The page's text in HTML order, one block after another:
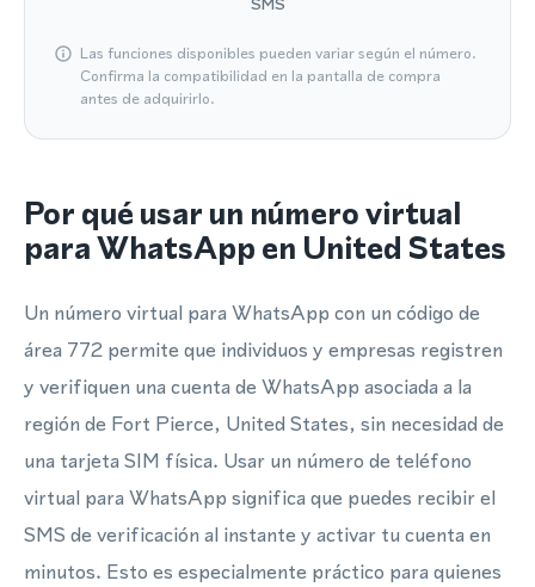
SMS
Las funciones disponibles pueden variar según el número.
Confirma la compatibilidad en la pantalla de compra
antes de adquirirlo.
Por qué usar un número virtual
para WhatsApp en United States
Un número virtual para WhatsApp con un código de
área 772 permite que individuos y empresas registren
y verifiquen una cuenta de WhatsApp asociada a la
región de Fort Pierce, United States, sin necesidad de
una tarjeta SIM física. Usar un número de teléfono
virtual para WhatsApp significa que puedes recibir el
SMS de verificación al instante y activar tu cuenta en
minutos. Esto es especialmente práctico para quienes